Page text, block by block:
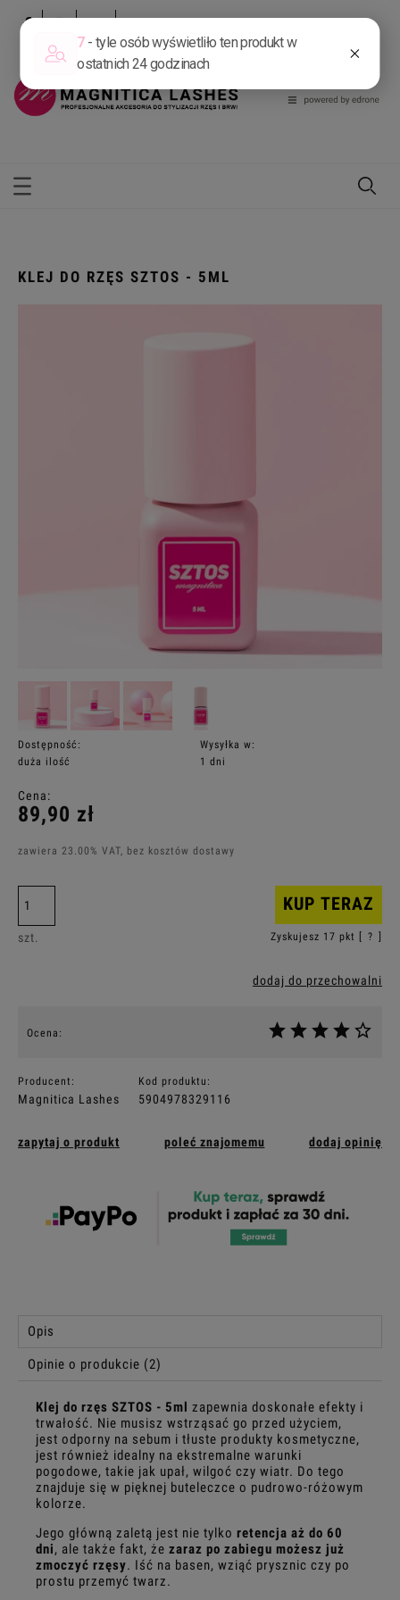
KLEJ DO RZĘS SZTOS - 5ML
Dostępność:
duża ilość
Wysyłka w:
1 dni
Cena:
89,90 zł
zawiera 23.00% VAT, bez kosztów dostawy
szt.
KUP TERAZ
Zyskujesz 17 pkt [ ?
dodaj do przechowalni
Ocena:
Producent:
Magnitica Lashes
Kod produktu:
5904978329116
zapytaj o produkt poleć znajomemu dodaj opinię
Opis
Opinie o produkcie (2)
Klej do rzęs SZTOS - 5ml zapewnia doskonałe efekty i
trwałość. Nie musisz wstrząsać go przed użyciem,
jest odporny na sebum i tłuste produkty kosmetyczne,
jest również idealny na ekstremalne warunki
pogodowe, takie jak upał, wilgoć czy wiatr. Do tego
znajduje się w pięknej buteleczce o pudrowo-różowym
kolorze.
Jego główną zaletą jest nie tylko retencja aż do 60
dni, ale także fakt, że zaraz po zabiegu możesz już
zmoczyć rzęsy. Iść na basen, wziąć prysznic czy po
prostu przemyć twarz.